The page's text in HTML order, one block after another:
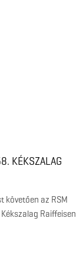
KÉKSZALAG
követően az RSM
Raiffeisen